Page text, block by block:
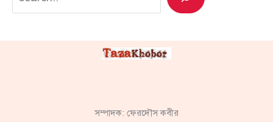
সম্পাদক: ফেরদৌস কবীর